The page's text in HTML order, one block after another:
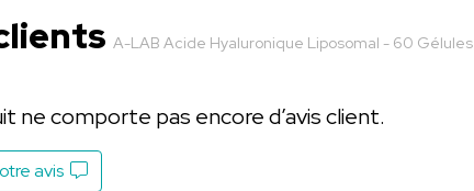
A-LAB Acide Hyaluronique Liposomal - 60 Gélules
ne comporte pas encore d’avis client.
avis